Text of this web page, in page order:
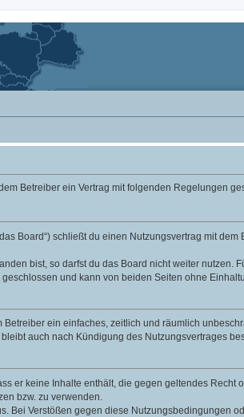
Betreiber ein Vertrag mit folgenden Regelungen
Board“) schließt du einen Nutzungsvertrag mit
bist, so darfst du das Board nicht weiter
und kann von beiden Seiten ohne
Betreiber ein einfaches, zeitlich und räumlich
auch nach Kündigung des Nutzungsvertrages
er keine Inhalte enthält, die gegen geltendes
bzw. zu verwenden.
Bei Verstößen gegen diese Nutzungsbedingungen